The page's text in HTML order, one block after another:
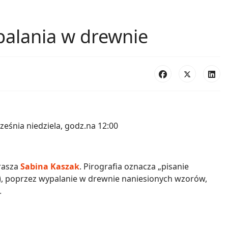
w drewnie
niedziela, godz.na 12:00
Sabina Kaszak. Pirografia oznacza „pisanie
wypalanie w drewnie naniesionych wzorów,